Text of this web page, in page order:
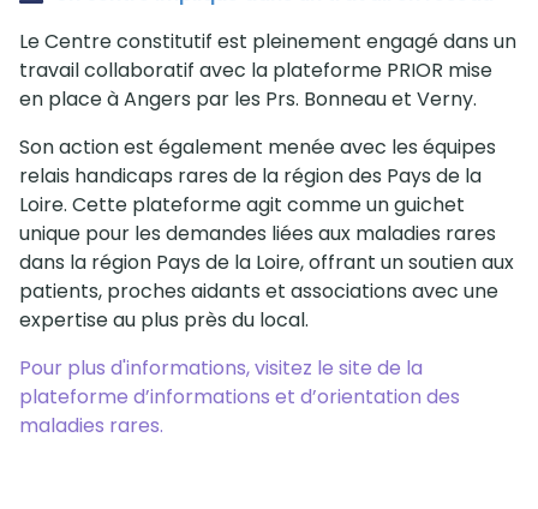
Le Centre constitutif est pleinement engagé dans un
travail collaboratif avec la plateforme PRIOR mise
en place à Angers par les Prs. Bonneau et Verny.
Son action est également menée avec les équipes
relais handicaps rares de la région des Pays de la
Loire. Cette plateforme agit comme un guichet
unique pour les demandes liées aux maladies rares
dans la région Pays de la Loire, offrant un soutien aux
patients, proches aidants et associations avec une
expertise au plus près du local.
Pour plus d'informations, visitez le site de la
plateforme d’informations et d’orientation des
maladies rares.